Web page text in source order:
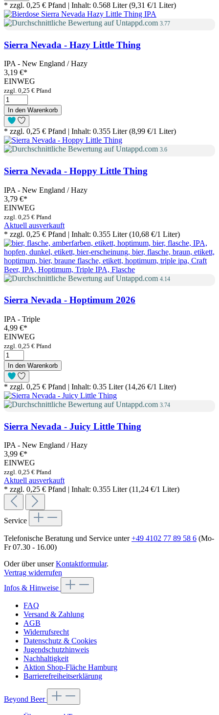
* zzgl. 0,25 € Pfand | Inhalt: 0.568 Liter (9,31 €/1 Liter)
3.77
Sierra Nevada - Hazy Little Thing
IPA - New England / Hazy
3,19 €*
EINWEG
zzgl. 0,25 € Pfand
In den Warenkorb
* zzgl. 0,25 € Pfand | Inhalt: 0.355 Liter (8,99 €/1 Liter)
3.6
Sierra Nevada - Hoppy Little Thing
IPA - New England / Hazy
3,79 €*
EINWEG
zzgl. 0,25 € Pfand
Aktuell ausverkauft
* zzgl. 0,25 € Pfand | Inhalt: 0.355 Liter (10,68 €/1 Liter)
4.14
Sierra Nevada - Hoptimum 2026
IPA - Triple
4,99 €*
EINWEG
zzgl. 0,25 € Pfand
In den Warenkorb
* zzgl. 0,25 € Pfand | Inhalt: 0.35 Liter (14,26 €/1 Liter)
3.74
Sierra Nevada - Juicy Little Thing
IPA - New England / Hazy
3,99 €*
EINWEG
zzgl. 0,25 € Pfand
Aktuell ausverkauft
* zzgl. 0,25 € Pfand | Inhalt: 0.355 Liter (11,24 €/1 Liter)
Service
Telefonische Beratung und Service unter+49 4102 77 89 58 6 (Mo-
Fr 07.30 - 16.00)
Oder über unserKontaktformular.
Vertrag widerrufen
Infos & Hinweise
FAQ
Versand & Zahlung
AGB
Widerrufsrecht
Datenschutz & Cookies
Jugendschutzhinweis
Nachhaltigkeit
Aktion Shop-Fläche Hamburg
Barrierefreiheitserklärung
Beyond Beer